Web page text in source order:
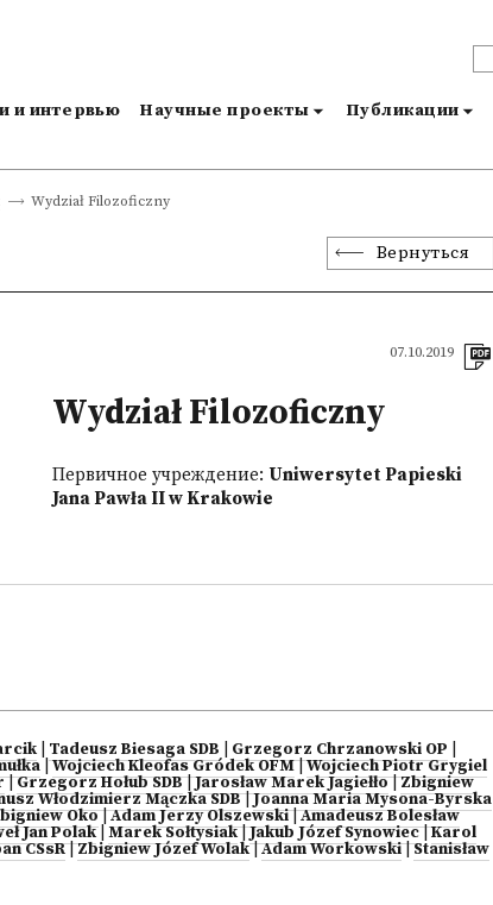
и интервью Научные проекты Публикации
Wydział Filozoficzny
Вернуться
07.10.2019
Wydział Filozoficzny
Первичное учреждение: Uniwersytet Papieski
Jana Pawła II w Krakowie
Tadeusz Biesaga SDB Grzegorz Chrzanowski OP
|Wojciech Kleofas Gródek OFM|Wojciech Piotr Grygiel
|Grzegorz Hołub SDB|Jarosław Marek Jagiełło|Zbigniew
Włodzimierz Mączka SDB|Joanna Maria Mysona-Byrska
Oko|Adam Jerzy Olszewski|Amadeusz Bolesław
Jan Polak| Marek Sołtysiak|Jakub Józef Synowiec|Karol
CSsR|Zbigniew Józef Wolak|Adam Workowski|Stanisław